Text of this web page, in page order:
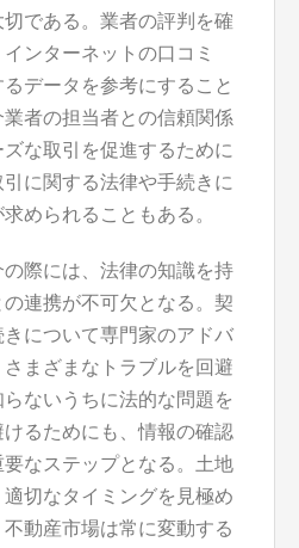
である。業者の評判を確
ンターネットの口コミ
データを参考にすること
者の担当者との信頼関係
な取引を促進するために
に関する法律や手続きに
められることもある。
際には、法律の知識を持
連携が不可欠となる。契
について専門家のアドバ
まざまなトラブルを回避
ないうちに法的な問題を
るためにも、情報の確認
なステップとなる。土地
切なタイミングを見極め
動産市場は常に変動する